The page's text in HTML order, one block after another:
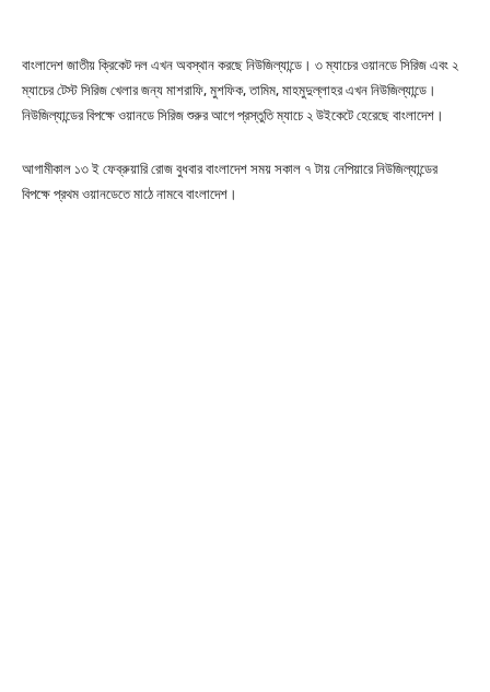
বাংলাদেশ জাতীয় ক্রিকেট দল এখন অবস্থান করছে নিউজিল্যান্ডে। ৩ ম্যাচের ওয়ানডে সিরিজ এবং ২
ম্যাচের টেস্ট সিরিজ খেলার জন্য মাশরাফি, মুশফিক, তামিম, মাহমুদুল্লাহর এখন নিউজিল্যান্ডে।
নিউজিল্যান্ডের বিপক্ষে ওয়ানডে সিরিজ শুরুর আগে প্রস্তুতি ম্যাচে ২ উইকেটে হেরেছে বাংলাদেশ।
আগামীকাল ১৩ ই ফেব্রুয়ারি রোজ বুধবার বাংলাদেশ সময় সকাল ৭ টায় নেপিয়ারে নিউজিল্যান্ডের
বিপক্ষে প্রথম ওয়ানডেতে মাঠে নামবে বাংলাদেশ।